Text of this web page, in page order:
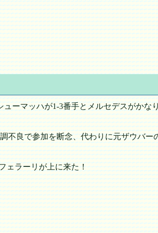
ーマッハが1-3番手とメルセデスがかな
良で参加を断念、代わりに元ザウバー
ェラーリが上に来た！